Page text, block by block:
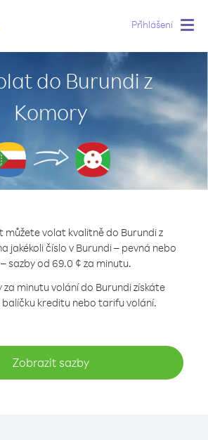
Přihlášení
do Burundi z
Komory
můžete volat kvalitně do Burundi z
jakékoli číslo v Burundi – pevná nebo
sazby od 69.0 ¢ za minutu.
za minutu volání do Burundi získáte
balíčku kreditu nebo tarifu volání.
Zobrazit sazby